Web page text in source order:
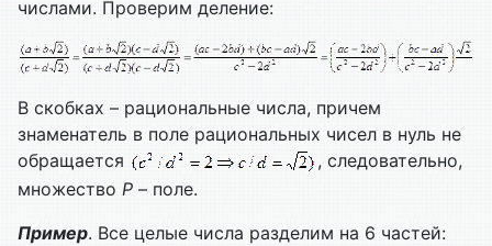
числами. Проверим деление:
В скобках – рациональные числа, причем
знаменатель в поле рациональных чисел в нуль не
обращается
, следовательно,
множество Р – поле.
Пример. Все целые числа разделим на 6 частей: